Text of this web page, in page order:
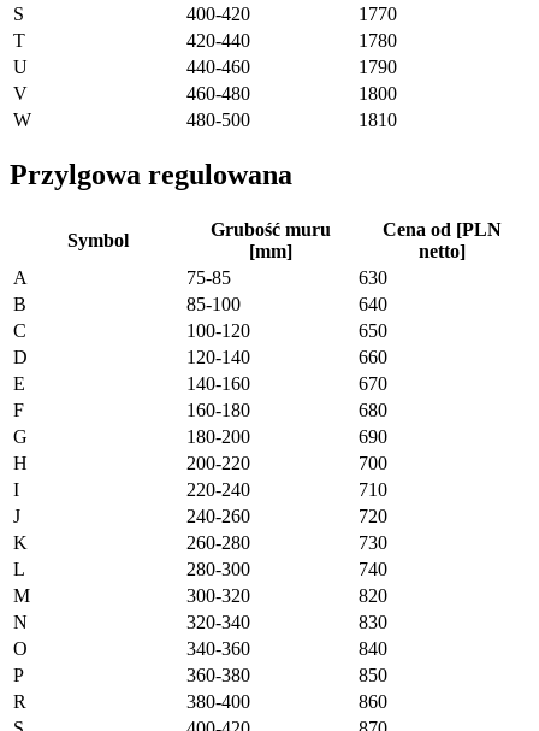
S
400-420
1770
T
420-440
1780
U
440-460
1790
V
460-480
1800
W
480-500 1810
Przylgowa regulowana
Symbol
Grubość muru
[mm]
Cena od [PLN
netto]
A
75-85
630
B
85-100
640
C
100-120
650
D
120-140
660
E
140-160
670
F
160-180
680
G
180-200
690
H
200-220
700
I
220-240
710
J
240-260
720
K
260-280
730
L
280-300
740
M
300-320
820
N
320-340
830
O
340-360
840
P
360-380
850
R
380-400
860